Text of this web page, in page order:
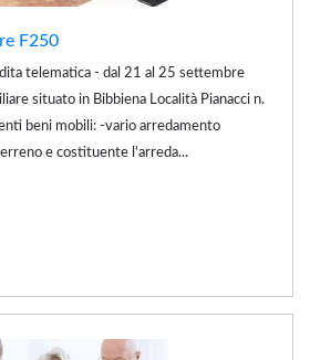
F250
telematica - dal 21 al 25 settembre
situato in Bibbiena Località Pianacci n.
beni mobili: -vario arredamento
e costituente l'arreda...